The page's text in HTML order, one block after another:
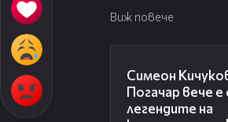
Виж повече
Симеон
Погачар вече е
легендите на